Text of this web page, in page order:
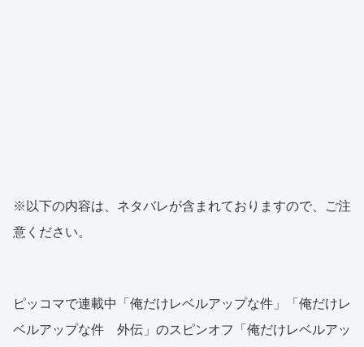
※以下の内容は、ネタバレが含まれておりますので、ご注
意ください。
ピッコマで連載中「俺だけレベルアップな件」「俺だけレ
ベルアップな件 外伝」のスピンオフ「俺だけレベルアッ